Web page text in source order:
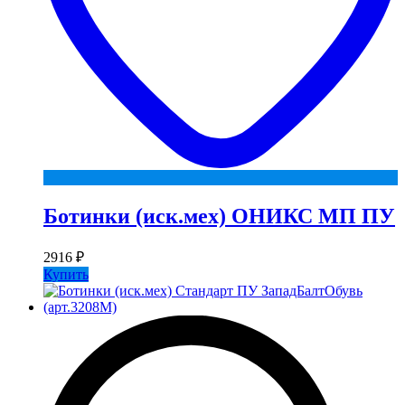
Ботинки (иск.мех) ОНИКС МП ПУ
2916 ₽
Купить